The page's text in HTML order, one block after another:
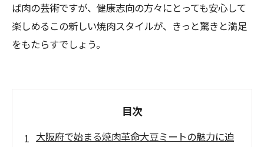
ば肉の芸術ですが、健康志向の方々にとっても安心して
楽しめるこの新しい焼肉スタイルが、きっと驚きと満足
をもたらすでしょう。
目次
大阪府で始まる焼肉革命大豆ミートの魅力に迫